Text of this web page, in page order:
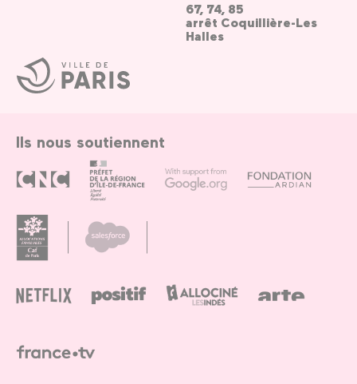
Ville
de
Paris
67, 74, 85
arrêt Coquillière-Les
Halles
Ils nous soutiennent